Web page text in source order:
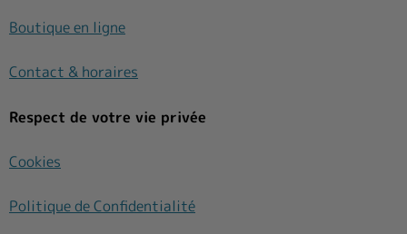
Boutique en ligne
Contact & horaires
Respect de votre vie privée
Cookies
Politique de Confidentialité